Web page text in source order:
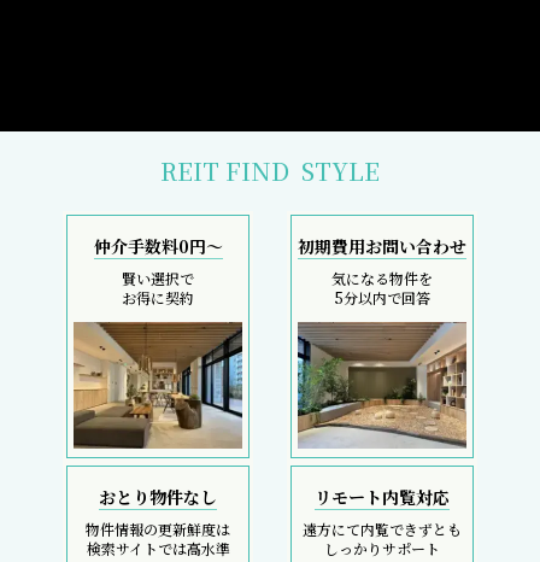
REIT FIND STYLE
仲介手数料0円～
賢い選択で
お得に契約
初期費用お問い合わせ
気になる物件を
5分以内で回答
おとり物件なし
物件情報の更新鮮度は
検索サイトでは高水準
リモート内覧対応
遠方にて内覧できずとも
しっかりサポート